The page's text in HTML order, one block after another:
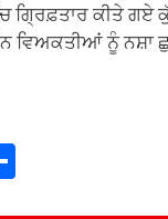
ਗ੍ਰਿਫ਼ਤਾਰ ਕੀਤੇ
ਵਿਅਕਤੀਆਂ ਨੂੰ ਨਸ਼ਾ